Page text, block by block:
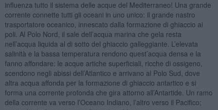
influenza tutto il sistema delle acque del Mediterraneo! Una grande
corrente connette tutti gli oceani in uno unico: il grande nastro
trasportatore oceanico, innescato dalla formazione di ghiaccio ai
poli. Al Polo Nord, il sale dell’acqua marina che gela resta
nell’acqua liquida al di sotto del ghiaccio galleggiante. L’elevata
salinità e la bassa temperatura rendono quest’acqua densa e la
fanno affondare: le acque artiche superficiali, ricche di ossigeno,
scendono negli abissi dell’Atlantico e arrivano al Polo Sud, dove
altra acqua affonda per la formazione di ghiaccio antartico e si
forma una corrente profonda che gira attorno all’Antartide. Un ramo
della corrente va verso l’Oceano Indiano, l’altro verso il Pacifico;